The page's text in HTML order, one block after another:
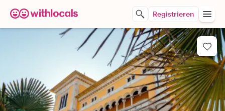
Registrieren